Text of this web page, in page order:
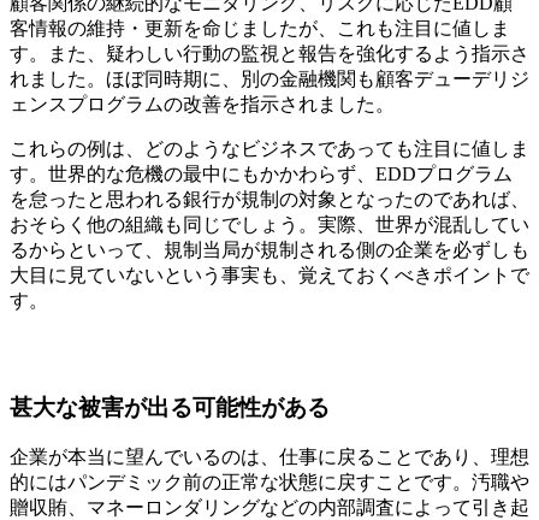
客情報の維持・更新を命じましたが、これも注目に値しま
す。また、疑わしい行動の監視と報告を強化するよう指示さ
れました。ほぼ同時期に、別の金融機関も顧客デューデリジ
ェンスプログラムの改善を指示されました。
これらの例は、どのようなビジネスであっても注目に値しま
す。世界的な危機の最中にもかかわらず、EDDプログラム
を怠ったと思われる銀行が規制の対象となったのであれば、
おそらく他の組織も同じでしょう。実際、世界が混乱してい
るからといって、規制当局が規制される側の企業を必ずしも
大目に見ていないという事実も、覚えておくべきポイントで
す。
甚大な被害が出る可能性がある
企業が本当に望んでいるのは、仕事に戻ることであり、理想
的にはパンデミック前の正常な状態に戻すことです。汚職や
贈収賄、マネーロンダリングなどの内部調査によって引き起